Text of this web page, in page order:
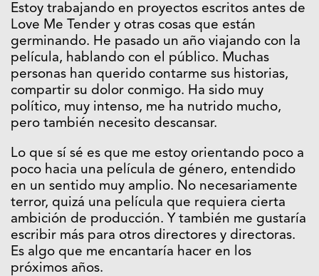
Estoy trabajando en proyectos escritos antes de
Love Me Tender y otras cosas que están
germinando. He pasado un año viajando con la
película, hablando con el público. Muchas
personas han querido contarme sus historias,
compartir su dolor conmigo. Ha sido muy
político, muy intenso, me ha nutrido mucho,
pero también necesito descansar.
Lo que sí sé es que me estoy orientando poco a
poco hacia una película de género, entendido
en un sentido muy amplio. No necesariamente
terror, quizá una película que requiera cierta
ambición de producción. Y también me gustaría
escribir más para otros directores y directoras.
Es algo que me encantaría hacer en los
próximos años.